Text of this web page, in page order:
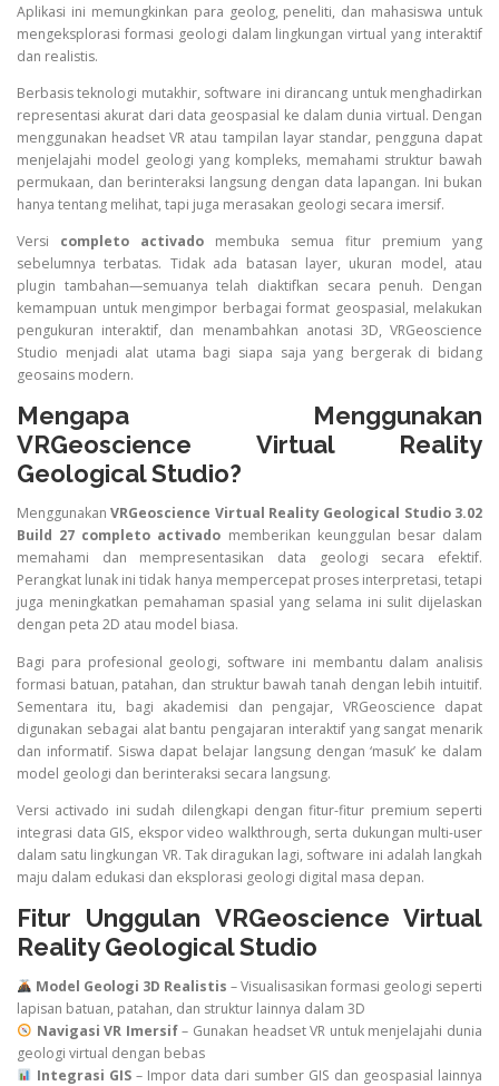
Aplikasi ini memungkinkan para geolog, peneliti, dan mahasiswa untuk
mengeksplorasi formasi geologi dalam lingkungan virtual yang interaktif
dan realistis.
Berbasis teknologi mutakhir, software ini dirancang untuk menghadirkan
representasi akurat dari data geospasial ke dalam dunia virtual. Dengan
menggunakan headset VR atau tampilan layar standar, pengguna dapat
menjelajahi model geologi yang kompleks, memahami struktur bawah
permukaan, dan berinteraksi langsung dengan data lapangan. Ini bukan
hanya tentang melihat, tapi juga merasakan geologi secara imersif.
Versi completo activado membuka semua fitur premium yang
sebelumnya terbatas. Tidak ada batasan layer, ukuran model, atau
plugin tambahan—semuanya telah diaktifkan secara penuh. Dengan
kemampuan untuk mengimpor berbagai format geospasial, melakukan
pengukuran interaktif, dan menambahkan anotasi 3D, VRGeoscience
Studio menjadi alat utama bagi siapa saja yang bergerak di bidang
geosains modern.
Mengapa Menggunakan
VRGeoscience Virtual Reality
Geological Studio?
MenggunakanVRGeoscience Virtual Reality Geological Studio 3.02
Build 27 completo activado memberikan keunggulan besar dalam
memahami dan mempresentasikan data geologi secara efektif.
Perangkat lunak ini tidak hanya mempercepat proses interpretasi, tetapi
juga meningkatkan pemahaman spasial yang selama ini sulit dijelaskan
dengan peta 2D atau model biasa.
Bagi para profesional geologi, software ini membantu dalam analisis
formasi batuan, patahan, dan struktur bawah tanah dengan lebih intuitif.
Sementara itu, bagi akademisi dan pengajar, VRGeoscience dapat
digunakan sebagai alat bantu pengajaran interaktif yang sangat menarik
dan informatif. Siswa dapat belajar langsung dengan ‘masuk’ ke dalam
model geologi dan berinteraksi secara langsung.
Versi activado ini sudah dilengkapi dengan fitur-fitur premium seperti
integrasi data GIS, ekspor video walkthrough, serta dukungan multi-user
dalam satu lingkungan VR. Tak diragukan lagi, software ini adalah langkah
maju dalam edukasi dan eksplorasi geologi digital masa depan.
Fitur Unggulan VRGeoscience Virtual
Reality Geological Studio
Model Geologi 3D Realistis – Visualisasikan formasi geologi seperti
lapisan batuan, patahan, dan struktur lainnya dalam 3D
Navigasi VR Imersif– Gunakan headset VR untuk menjelajahi dunia
geologi virtual dengan bebas
Integrasi GIS– Impor data dari sumber GIS dan geospasial lainnya